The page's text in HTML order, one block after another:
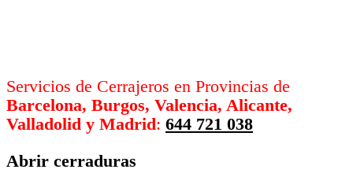
Servicios de Cerrajeros en Provincias de
Barcelona, Burgos, Valencia, Alicante,
Valladolid y Madrid: 644 721 038
Abrir cerraduras